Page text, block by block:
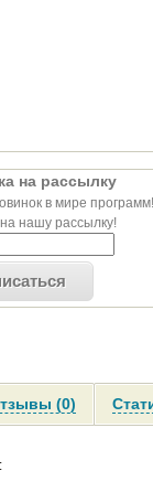
на рассылку
в мире программ!
нашу рассылку!
(0)
: